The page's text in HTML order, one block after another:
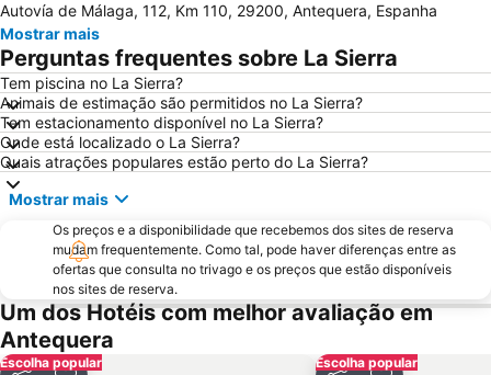
Puerto de Málaga
Cala del Moral
De la Misericordia
Catedral da Encarnação
Torrequebrada
Campanillas
Pedregalejo
Palacio de Exposiciones y Congresos de la Costa del Sol
Huelin
Vialia Estación María Zambrano
Torreblanca
Cruz de Humilladero
Aqualand
Churriana
Los Boliches - Las Gaviotas
4 de Diciembre
El Palo
Plaza Mayor
Baños del Carmen
Arena of La Malagueta
Distrito Este
Autovía de Málaga, 112, Km 110, 29200, Antequera, Espanha
Mostrar mais
Perguntas frequentes sobre La Sierra
Tem piscina no La Sierra?
Animais de estimação são permitidos no La Sierra?
Tem estacionamento disponível no La Sierra?
Onde está localizado o La Sierra?
Quais atrações populares estão perto do La Sierra?
Mostrar mais
Os preços e a disponibilidade que recebemos dos sites de reserva
mudam frequentemente. Como tal, pode haver diferenças entre as
ofertas que consulta no trivago e os preços que estão disponíveis
nos sites de reserva.
Um dos Hotéis com melhor avaliação em
Antequera
Escolha popular Escolha popular